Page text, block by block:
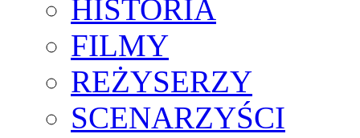
HISTORIA
FILMY
REŻYSERZY
SCENARZYŚCI